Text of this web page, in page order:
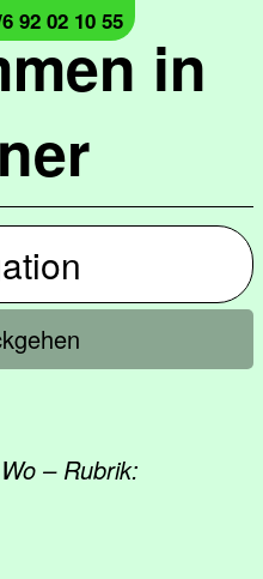
in
92 02 10 55
– Rubrik: